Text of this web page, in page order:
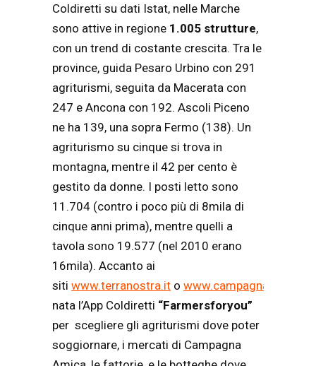
Coldiretti su dati Istat, nelle Marche
sono attive in regione 1.005 strutture,
con un trend di costante crescita. Tra le
province, guida Pesaro Urbino con 291
agriturismi, seguita da Macerata con
247 e Ancona con 192. Ascoli Piceno
ne ha 139, una sopra Fermo (138). Un
agriturismo su cinque si trova in
montagna, mentre il 42 per cento è
gestito da donne. I posti letto sono
11.704 (contro i poco più di 8mila di
cinque anni prima), mentre quelli a
tavola sono 19.577 (nel 2010 erano
16mila). Accanto ai
siti www.terranostra.it o www.campagnamica.it
nata l’App Coldiretti “Farmersforyou”
per scegliere gli agriturismi dove poter
soggiornare, i mercati di Campagna